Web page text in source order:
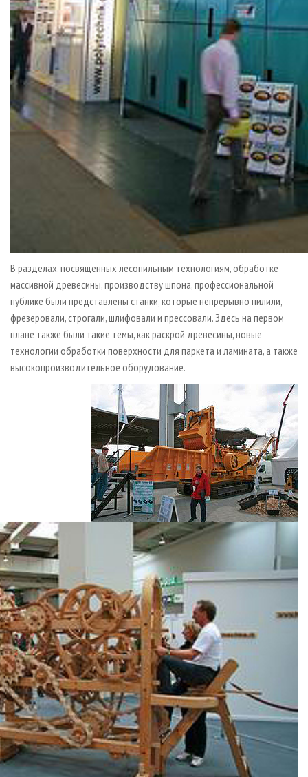
В разделах, посвященных лесо­пильным технологиям, обработке
массивной древесины, производству шпона, профессиональной
публике были представлены станки, которые непрерывно пилили,
фрезеровали, строгали, шлифовали и прессовали. Здесь на первом
плане также были такие темы, как раскрой древесины, новые
технологии обработки поверхности для паркета и ламината, а также
высокопроизводительное оборудование.